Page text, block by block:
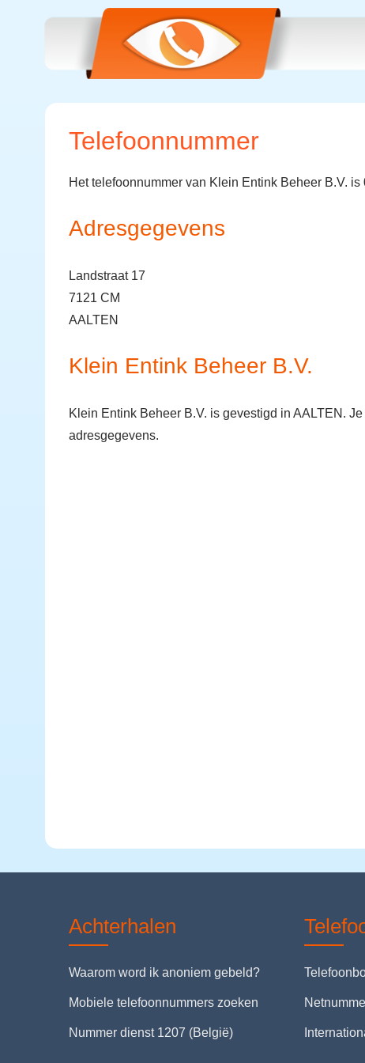
Telefoonnummer
Het telefoonnummer van Klein Entink Beheer B.V. is
Adresgegevens
Landstraat 17
7121 CM
AALTEN
Klein Entink Beheer B.V.
Klein Entink Beheer B.V. is gevestigd in AALTEN.
adresgegevens.
Achterhalen
Waarom word ik anoniem gebeld?
Mobiele telefoonnummers zoeken
Nummer dienst 1207 (België)